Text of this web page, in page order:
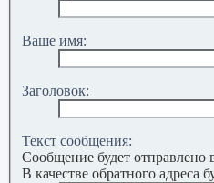
Ваше имя:
Заголовок:
Текст сообщения:
Сообщение будет отправлено
В качестве обратного адреса